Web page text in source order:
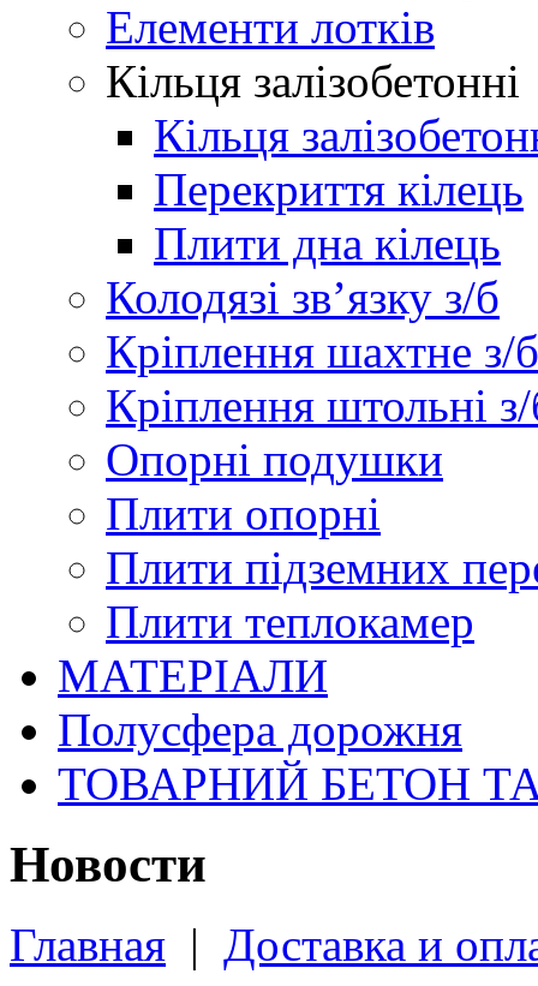
Елементи лотків
Кільця залізобетонні
Кільця
Перекриття кілець
Плити дна кілець
Колодязі зв’язку з/б
Кріплення шахтне з/б
Кріплення штольні
Опорні подушки
Плити опорні
Плити підземних
Плити теплокамер
МАТЕРІАЛИ
Полусфера дорожня
ТОВАРНИЙ БЕТОН
Новости
Главная | Доставка и